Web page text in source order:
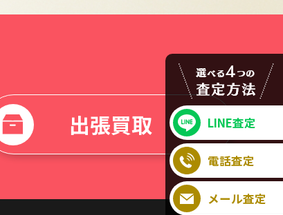
出張買取 LINE査定
電話査定
メール査定